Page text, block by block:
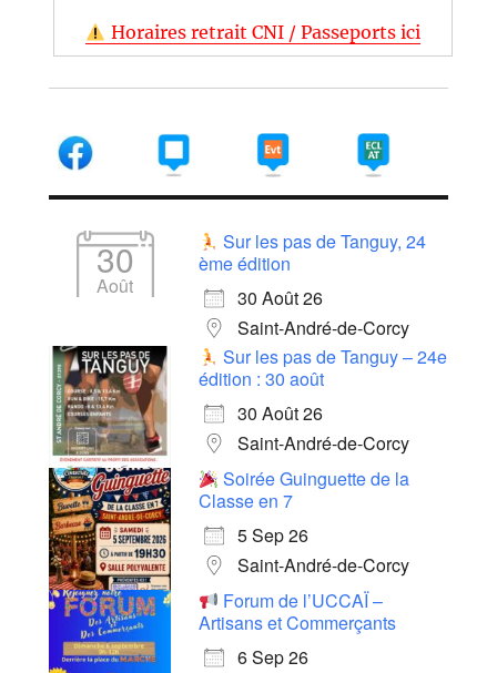
Horaires retrait CNI / Passeports ici
30
Août
Sur les pas de Tanguy, 24
ème édition
30 Août 26
Saint-André-de-Corcy
Sur les pas de Tanguy – 24e
édition : 30 août
30 Août 26
Saint-André-de-Corcy
Soirée Guinguette de la
Classe en 7
5 Sep 26
Saint-André-de-Corcy
Forum de l’UCCAÏ –
Artisans et Commerçants
6 Sep 26